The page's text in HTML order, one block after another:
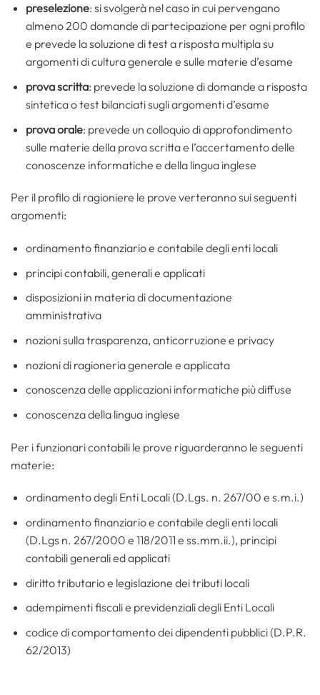
preselezione: si svolgerà nel caso in cui pervengano
almeno 200 domande di partecipazione per ogni profilo
e prevede la soluzione di test a risposta multipla su
argomenti di cultura generale e sulle materie d’esame
prova scritta: prevede la soluzione di domande a risposta
sintetica o test bilanciati sugli argomenti d’esame
prova orale: prevede un colloquio di approfondimento
sulle materie della prova scritta e l’accertamento delle
conoscenze informatiche e della lingua inglese
Per il profilo di ragioniere le prove verteranno sui seguenti
argomenti:
ordinamento finanziario e contabile degli enti locali
principi contabili, generali e applicati
disposizioni in materia di documentazione
amministrativa
nozioni sulla trasparenza, anticorruzione e privacy
nozioni di ragioneria generale e applicata
conoscenza delle applicazioni informatiche più diffuse
conoscenza della lingua inglese
Per i funzionari contabili le prove riguarderanno le seguenti
materie:
ordinamento degli Enti Locali (D.Lgs. n. 267/00 e s.m.i.)
ordinamento finanziario e contabile degli enti locali
(D.Lgs n. 267/2000 e 118/2011 e ss.mm.ii.), principi
contabili generali ed applicati
diritto tributario e legislazione dei tributi locali
adempimenti fiscali e previdenziali degli Enti Locali
codice di comportamento dei dipendenti pubblici (D.P.R.
62/2013)